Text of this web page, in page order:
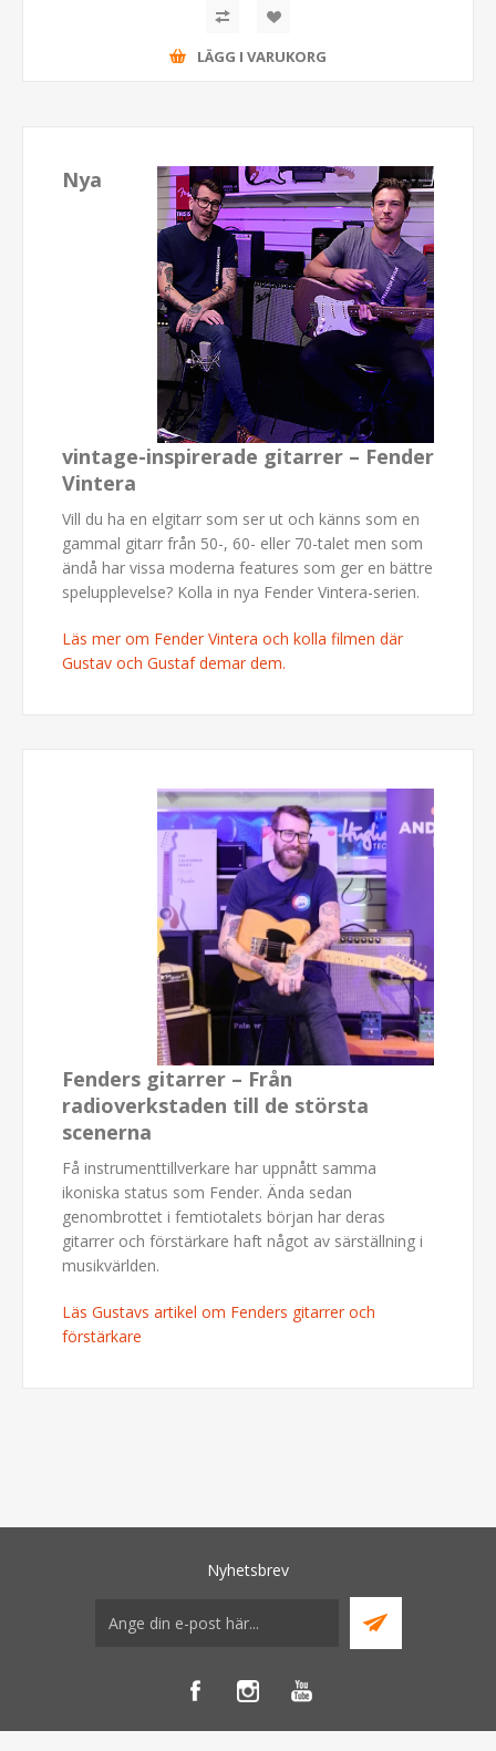
LÄGG I VARUKORG
Nya
vintage-inspirerade gitarrer – Fender
Vintera
Vill du ha en elgitarr som ser ut och känns som en
gammal gitarr från 50-, 60- eller 70-talet men som
ändå har vissa moderna features som ger en bättre
spelupplevelse? Kolla in nya Fender Vintera-serien.
Läs mer om Fender Vintera och kolla filmen där
Gustav och Gustaf demar dem.
Fenders gitarrer – Från
radioverkstaden till de största
scenerna
Få instrumenttillverkare har uppnått samma
ikoniska status som Fender. Ända sedan
genombrottet i femtiotalets början har deras
gitarrer och förstärkare haft något av särställning i
musikvärlden.
Läs Gustavs artikel om Fenders gitarrer och
förstärkare
Nyhetsbrev